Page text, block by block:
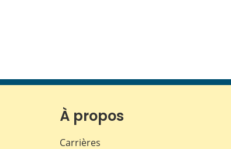
À propos
Carrières